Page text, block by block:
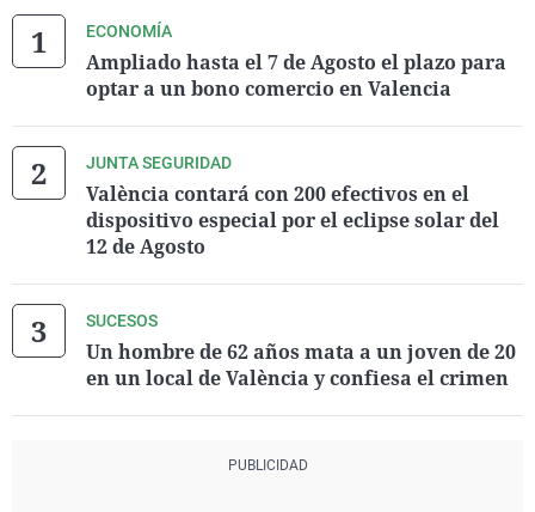
ECONOMÍA
Ampliado hasta el 7 de Agosto el plazo para
optar a un bono comercio en Valencia
JUNTA SEGURIDAD
València contará con 200 efectivos en el
dispositivo especial por el eclipse solar del
12 de Agosto
SUCESOS
Un hombre de 62 años mata a un joven de 20
en un local de València y confiesa el crimen